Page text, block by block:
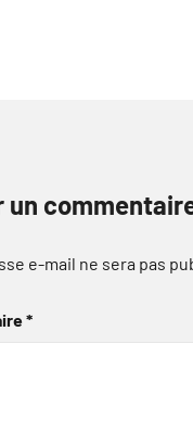
un
e-mail ne sera pas
*